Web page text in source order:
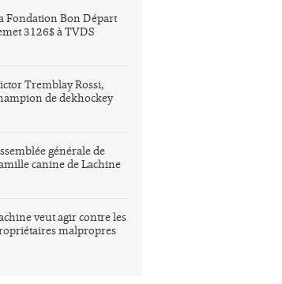
Fondation Bon Départ
3126$ à TVDS
Tremblay Rossi,
de dekhockey
générale de
canine de Lachine
veut agir contre les
malpropres